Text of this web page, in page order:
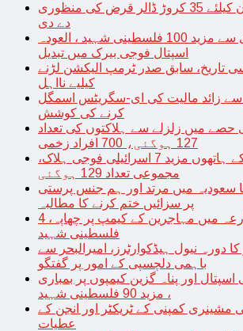
ورلڈ بینک نے پاکستان کیلئے 35 کروڑ ڈالر قرض کی منظوری
دے دی
اسرائیلی بمباری سے مزید 100 فلسطینی شہید ، العودہ
اسپتال فوجی بیرک میں تبدیل
تاریخ، سابق صدر ٹرمپ الیکشن لڑنے
کیلیے نااہل
ڈالرز سے زائد مالیت کی ای-سگریٹس اسمگل
کرنے کی کوشش
میں زلزلے سے ہلاکتوں کی تعداد
127 ہوگئی، 700 افراد زخمی
غزہ؛ حماس کے ہاتھوں مزید 7 اسرائیلی فوجی ہلاک،
مجموعی تعداد 129 ہوگئی
سعودیہ میں مرتد اور ہم جنس پرستی
پر سزائیں ختم کرنے کا مطالبہ
اسرائیل کا فارعہ میں مہاجرین کے کیمپ پر چھاپہ، 4
فلسطینی شہید
دورہ نیول ہیڈکوارٹرز، امیرالبحر سے
باہمی دلچسپی کے امور پر گفتگو
اور پناہ گزین کیمپوں پر بمباری
، مزید 90 فلسطینی شہید
مشینری کمپنی کے ٹریکٹر اور انجن کے
عطیات